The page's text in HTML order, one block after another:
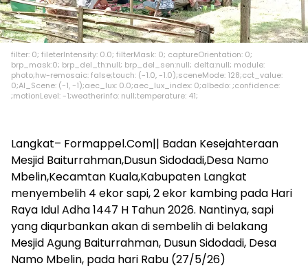
filter: 0; fileterIntensity: 0.0; filterMask: 0; captureOrientation: 0;
brp_mask:0; brp_del_th:null; brp_del_sen:null; delta:null; module:
photo;hw-remosaic: false;touch: (-1.0, -1.0);sceneMode: 128;cct_value:
0;AI_Scene: (-1, -1);aec_lux: 0.0;aec_lux_index: 0;albedo: ;confidence:
;motionLevel: -1;weatherinfo: null;temperature: 41;
Langkat– Formappel.Com|| Badan Kesejahteraan
Mesjid Baiturrahman,Dusun Sidodadi,Desa Namo
Mbelin,Kecamtan Kuala,Kabupaten Langkat
menyembelih 4 ekor sapi, 2 ekor kambing pada Hari
Raya Idul Adha 1447 H Tahun 2026. Nantinya, sapi
yang diqurbankan akan di sembelih di belakang
Mesjid Agung Baiturrahman, Dusun Sidodadi, Desa
Namo Mbelin, pada hari Rabu (27/5/26)